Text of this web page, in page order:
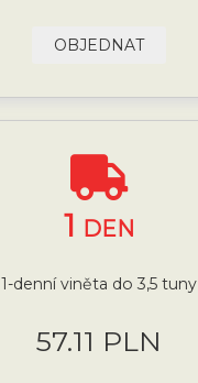
OBJEDNAT
1 DEN
1-denní viněta do 3,5 tuny
57.11 PLN